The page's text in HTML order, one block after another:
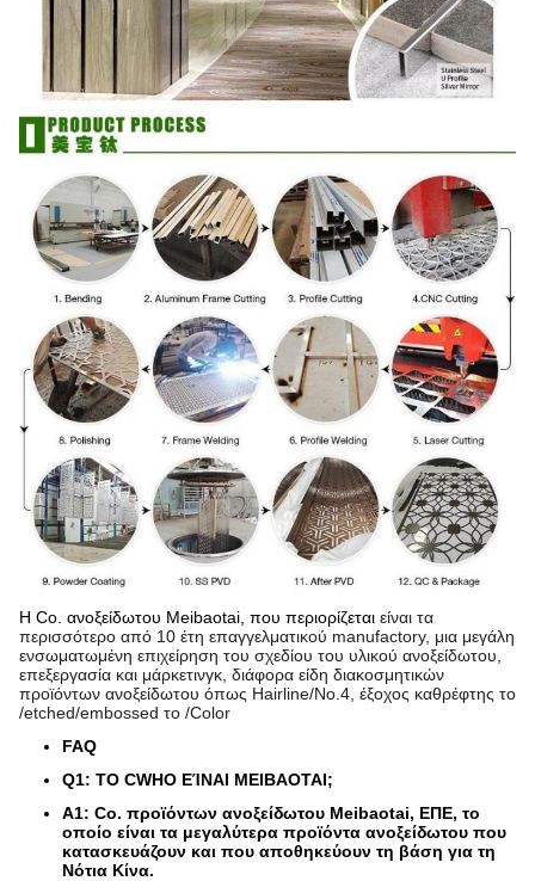
Η Co. ανοξείδωτου Meibaotai, που περιορίζεται είναι τα
περισσότερο από 10 έτη επαγγελματικού manufactory, μια μεγάλη
ενσωματωμένη επιχείρηση του σχεδίου του υλικού ανοξείδωτου,
επεξεργασία και μάρκετινγκ, διάφορα είδη διακοσμητικών
προϊόντων ανοξείδωτου όπως Hairline/No.4, έξοχος καθρέφτης το
/etched/embossed το /Color
FAQ
Q1: ΤΟ CWHO ΕΊΝΑΙ MEIBAOTAI;
Α1: Co. προϊόντων ανοξείδωτου Meibaotai, ΕΠΕ, το
οποίο είναι τα μεγαλύτερα προϊόντα ανοξείδωτου που
κατασκευάζουν και που αποθηκεύουν τη βάση για τη
Νότια Κίνα.